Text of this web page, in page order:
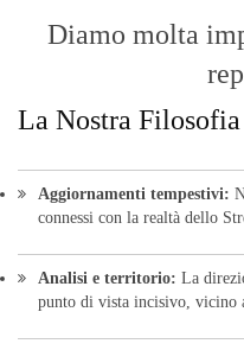
Diamo molta
La Nostra Filosofia
Aggiornamenti tempestivi:
connessi con la realtà dello
Analisi e territorio: La
punto di vista incisivo, vicino